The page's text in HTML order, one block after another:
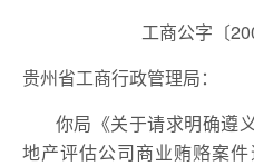
工商公字〔
贵州省工商行政管理局：
你局《关于请求明确遵
地产评估公司商业贿赂案